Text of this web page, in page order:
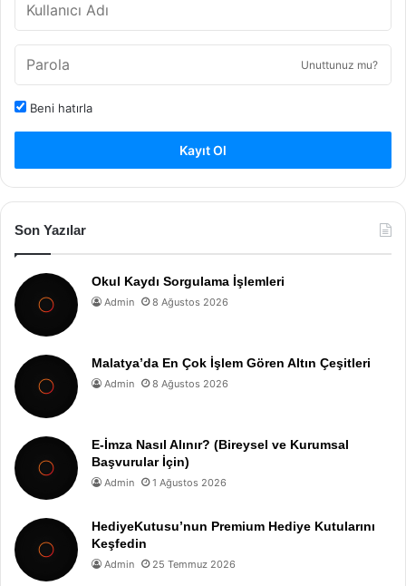
Unuttunuz mu?
Beni hatırla
Kayıt Ol
Son Yazılar
Okul Kaydı Sorgulama İşlemleri
Admin 8 Ağustos 2026
Malatya’da En Çok İşlem Gören Altın Çeşitleri
Admin 8 Ağustos 2026
E-İmza Nasıl Alınır? (Bireysel ve Kurumsal
Başvurular İçin)
Admin 1 Ağustos 2026
HediyeKutusu’nun Premium Hediye Kutularını
Keşfedin
Admin 25 Temmuz 2026